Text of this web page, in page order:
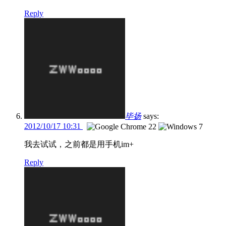
Reply
毕扬 says:
2012/10/17 10:31
我去试试，之前都是用手机im+
Reply